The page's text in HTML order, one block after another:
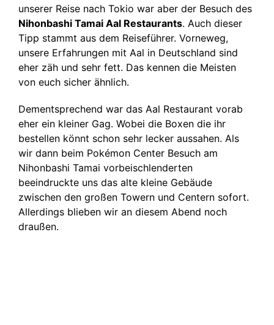
unserer Reise nach Tokio war aber der Besuch des
Nihonbashi Tamai Aal Restaurants. Auch dieser
Tipp stammt aus dem Reiseführer. Vorneweg,
unsere Erfahrungen mit Aal in Deutschland sind
eher zäh und sehr fett. Das kennen die Meisten
von euch sicher ähnlich.
Dementsprechend war das Aal Restaurant vorab
eher ein kleiner Gag. Wobei die Boxen die ihr
bestellen könnt schon sehr lecker aussahen. Als
wir dann beim Pokémon Center Besuch am
Nihonbashi Tamai vorbeischlenderten
beeindruckte uns das alte kleine Gebäude
zwischen den großen Towern und Centern sofort.
Allerdings blieben wir an diesem Abend noch
draußen.